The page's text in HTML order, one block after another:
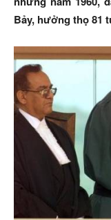
Bảy, hưởng thọ 81